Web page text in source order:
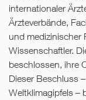
internationaler
Ärzteverbände,
und medizinischer
Wissenschaftler.
beschlossen, ihre
Dieser Beschluss
Weltklimagipfels –